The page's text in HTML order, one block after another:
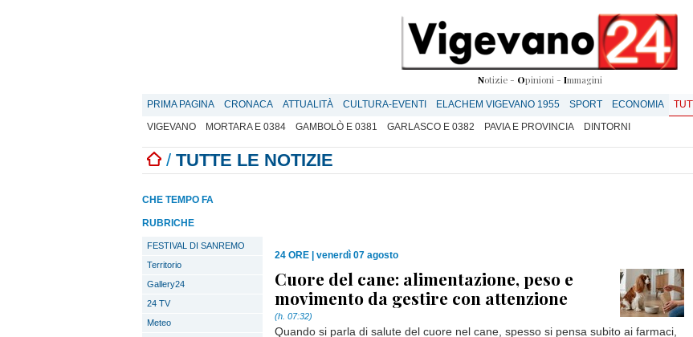
Notizie - Opinioni - Immagini
PRIMA PAGINA CRONACA ATTUALITÀ CULTURA-EVENTI ELACHEM VIGEVANO 1955 SPORT ECONOMIA
VIGEVANO
MORTARA E 0384 GAMBOLÒ E 0381 GARLASCO E 0382 PAVIA E PROVINCIA DINTORNI
/ TUTTE LE NOTIZIE
CHE TEMPO FA
RUBRICHE
FESTIVAL DI SANREMO
Territorio
Gallery24
24 TV
Meteo
24 ORE venerdì 07 agosto
Cuore del cane: alimentazione, peso e
movimento da gestire con attenzione
(h. 07:32)
Quando si parla di salute del cuore nel cane, spesso si pensa subito ai farmaci,